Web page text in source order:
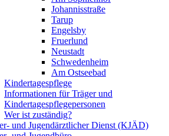
Johannisstraße
Tarup
Engelsby
Fruerlund
Neustadt
Schwedenheim
Am Ostseebad
Kindertagespflege
Informationen für Träger und
Kindertagespflegepersonen
Wer ist zuständig?
und Jugendärztlicher Dienst (KJÄD)